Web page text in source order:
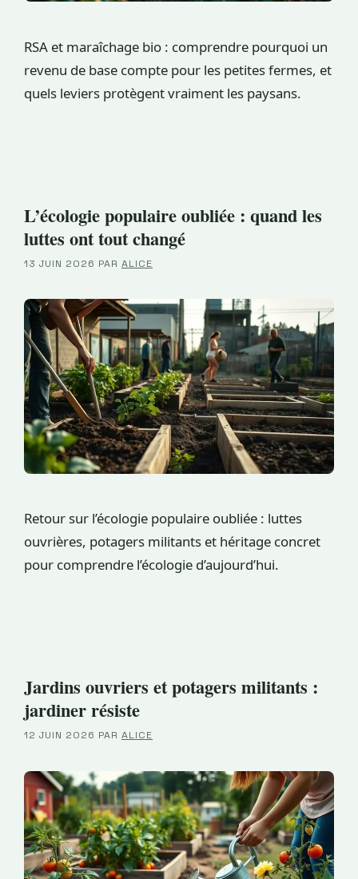
RSA et maraîchage bio : comprendre pourquoi un
revenu de base compte pour les petites fermes, et
quels leviers protègent vraiment les paysans.
L’écologie populaire oubliée : quand les
luttes ont tout changé
13 JUIN 2026 PAR ALICE
Retour sur l’écologie populaire oubliée : luttes
ouvrières, potagers militants et héritage concret
pour comprendre l’écologie d’aujourd’hui.
Jardins ouvriers et potagers militants :
jardiner résiste
12 JUIN 2026 PAR ALICE